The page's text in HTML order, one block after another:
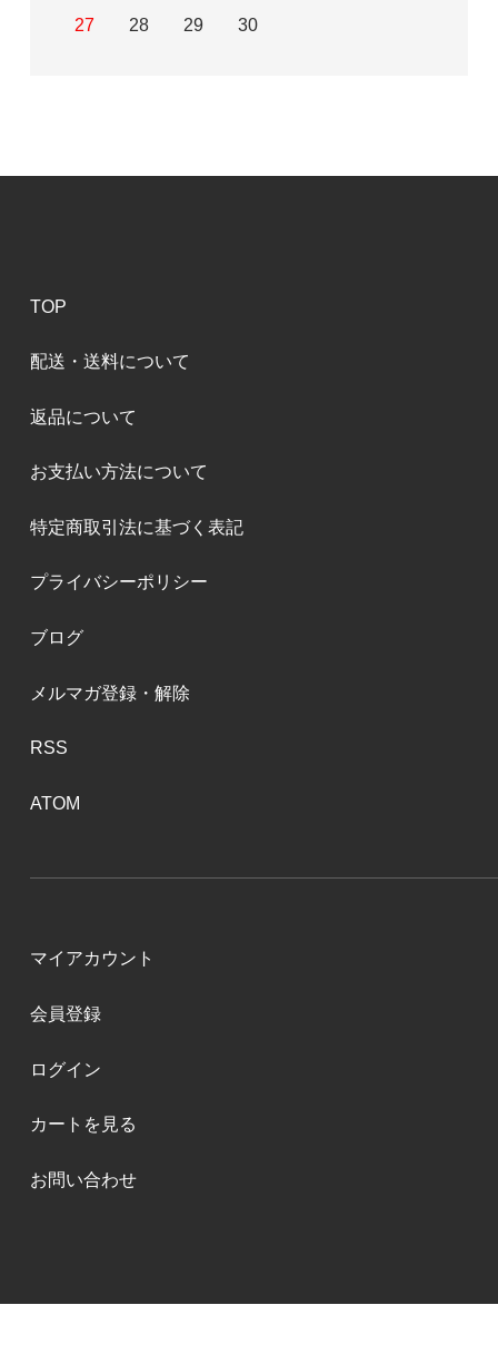
27 28 29 30
TOP
配送・送料について
返品について
お支払い方法について
特定商取引法に基づく表記
プライバシーポリシー
ブログ
メルマガ登録・解除
RSS
ATOM
マイアカウント
会員登録
ログイン
カートを見る
お問い合わせ